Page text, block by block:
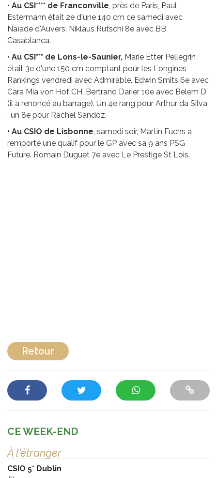
• Au CSI**** de Franconville , près de Paris, Paul
Estermann était 2e d'une 140 cm ce samedi avec
Naïade d'Auvers. Niklaus Rutschi 8e avec BB
Casablanca.
• Au CSI*** de Lons-le-Saunier, Marie Etter Pellegrin
était 3e d'une 150 cm comptant pour les Longines
Rankings vendredi avec Admirable. Edwin Smits 6e avec
Cara Mia von Hof CH, Bertrand Darier 10e avec Belem D
(il a renoncé au barrage). Un 4e rang pour Arthur da Silva
, un 8e pour Rachel Sandoz.
• Au CSIO de Lisbonne , samedi soir, Martin Fuchs a
remporté une qualif pour le GP avec sa 9 ans PSG
Future. Romain Duguet 7e avec Le Prestige St Lois.
Retour
CE WEEK-END
À l'étranger
CSIO 5* Dublin